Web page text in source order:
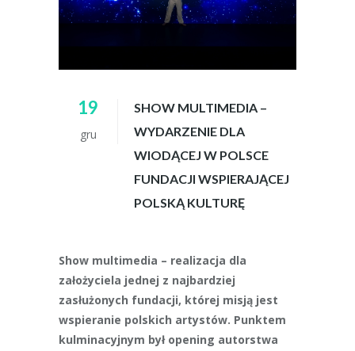
19
gru
SHOW MULTIMEDIA –
WYDARZENIE DLA
WIODĄCEJ W POLSCE
FUNDACJI WSPIERAJĄCEJ
POLSKĄ KULTURĘ
Show multimedia – realizacja dla
założyciela jednej z najbardziej
zasłużonych fundacji, której misją jest
wspieranie polskich artystów. Punktem
kulminacyjnym był opening autorstwa